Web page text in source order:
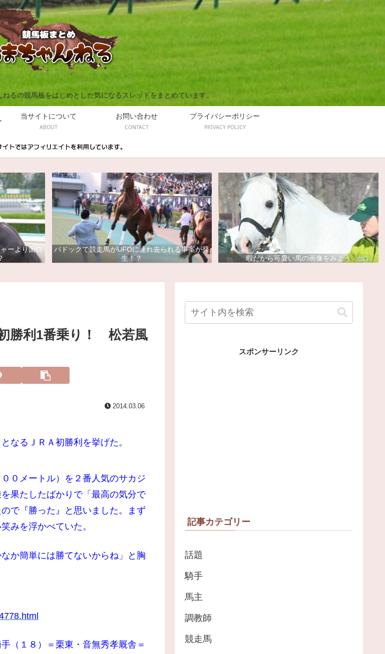
るの競馬板をはじめとした気になるスレッドをまとめています。
当サイトについて
ABOUT
お問い合わせ
CONTACT
プライバシーポリシー
PRIVACY POLICY
ーより面白
パドックで競走馬がUFOに連れ去られる事案が発
生！？
暇だから可愛い馬の画像をみよう
勝利1番乗り！ 松若風
2014.03.06
なるＪＲＡ初勝利を挙げた。
０メートル）を２番人気のサカジ
果たしたばかりで「最高の気分で
で『勝った』と思いました。まず
みを浮かべていた。
か簡単には勝てないからね」と胸
（１８）＝栗東・音無秀孝厩舎＝
スポンサーリンク
記事カテゴリー
話題
騎手
馬主
調教師
競走馬